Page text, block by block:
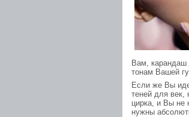
Вам, карандаш
тонам Вашей
Если же Вы
теней для век,
цирка, и Вы не
нужны